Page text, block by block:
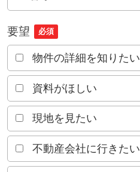
要望 必須
物件の詳細を知りたい
資料がほしい
現地を見たい
不動産会社に行きたい